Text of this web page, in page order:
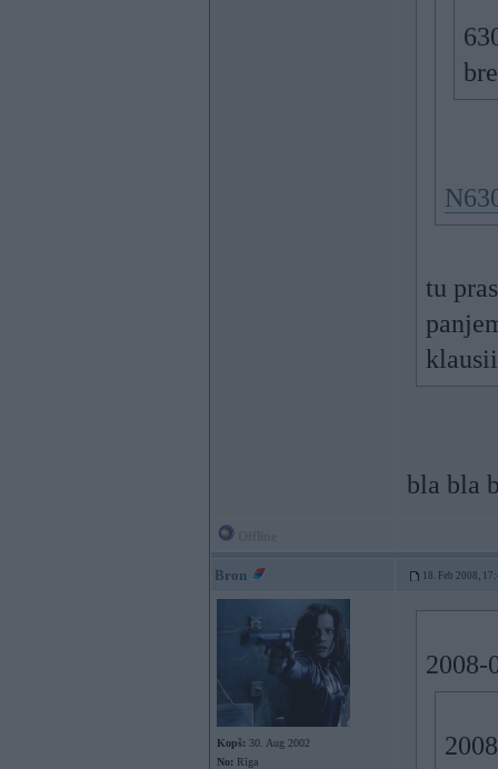
tu
bla bla
Bron 18. Feb 2008,
Kopš: 30. Aug 2002
No: Rīga
2008-